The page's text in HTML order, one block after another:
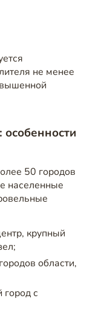
не менее
особенности
50 городов
населенные
крупный
области,
с